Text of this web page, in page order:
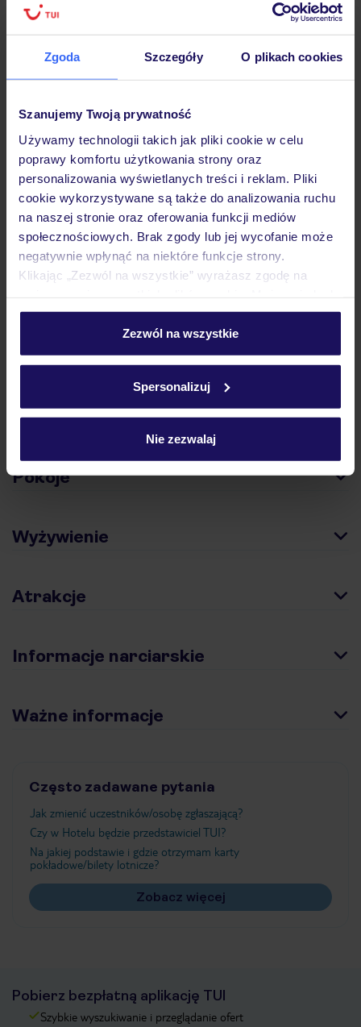
Zgoda Szczegóły O plikach cookies
Szanujemy Twoją prywatność
Używamy technologii takich jak pliki cookie w celu
poprawy komfortu użytkowania strony oraz
personalizowania wyświetlanych treści i reklam. Pliki
cookie wykorzystywane są także do analizowania ruchu
na naszej stronie oraz oferowania funkcji mediów
społecznościowych. Brak zgody lub jej wycofanie może
negatywnie wpłynąć na niektóre funkcje strony.
Klikając „Zezwól na wszystkie” wyrażasz zgodę na
personalizować swój wybór wchodząc w zakładkę
Szczegółowe informacje o plikach cookie znajdziesz
Zezwól na wszystkie
Spersonalizuj
Nie zezwalaj
Sprawdź szczegóły
wariantów ochrony »
Dlaczego warto wybrać TUI?
Lider niskich cen
Największe biuro
podróży w Polsce
30 lat w
Hotel
Opinie
Pokoje
Wyżywienie
Atrakcje
Informacje narciarskie
Ważne informacje
Często zadawane pytania
Jak zmienić uczestników/osobę zgłaszającą?
Czy w Hotelu będzie przedstawiciel TUI?
Na jakiej podstawie i gdzie otrzymam karty
pokładowe/bilety lotnicze?
Zobacz więcej
Pobierz bezpłatną aplikację TUI
Szybkie wyszukiwanie i przeglądanie ofert